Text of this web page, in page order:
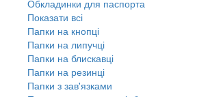
Обкладинки для паспорта
Показати всі
Папки на кнопці
Папки на липучці
Папки на блискавці
Папки на резинці
Папки з зав'язками